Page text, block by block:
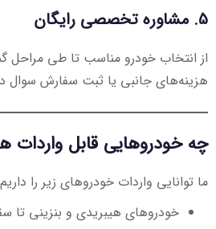
5. مشاوره تخصصی رایگان
از انتخاب خودرو مناسب تا طی مراحل
هزینه‌های جانبی یا ثبت سفارش سوال
چه خودروهایی قابل واردات
ما توانایی واردات خودروهای زیر را
خودروهای هیبریدی و بنزینی تا سقف ۲۰۰۰